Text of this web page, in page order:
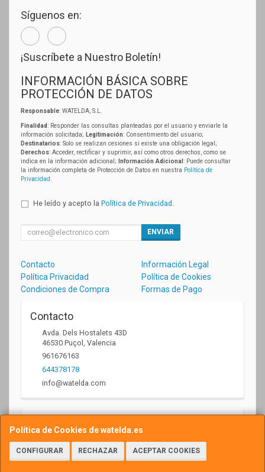
Política de Cookies de watelda.es
CONFIGURAR RECHAZAR ACEPTAR COOKIES
Síguenos en:
¡Suscríbete a Nuestro Boletín!
INFORMACIÓN BÁSICA SOBRE
PROTECCIÓN DE DATOS
Responsable: WATELDA, S.L.
Finalidad: Responder las consultas planteadas por el usuario y enviarle la
información solicitada; Legitimación: Consentimiento del usuario;
Destinatarios: Solo se realizan cesiones si existe una obligación legal;
Derechos: Acceder, rectificar y suprimir, así como otros derechos, como se
indica en la información adicional;
Información Adicional : Puede consultar
la información completa de Protección de Datos en nuestra Política de
Privacidad
He leído y acepto la Política de Privacidad
ENVIAR
Contacto
Información Legal
Política Privacidad
Política de Cookies
Condiciones de Compra
Formas de Pago
Contacto
Avda. Dels Hostalets 43D
46530 Puçol
Valencia
961676163
644378178
info@watelda.com